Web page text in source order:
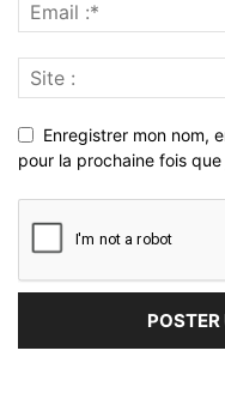
Enregistrer mon nom,
pour la prochaine fois